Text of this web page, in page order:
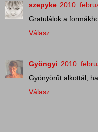
szepyke 2010.
Gratulálok a
Válasz
Gyöngyi 2010.
Gyönyörűt alkottál,
Válasz